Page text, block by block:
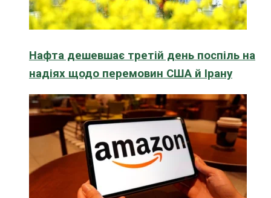
Нафта дешевшає третій день поспіль на
надіях щодо перемовин США й Ірану